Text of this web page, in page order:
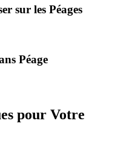
sur les Péages
Péage
pour Votre